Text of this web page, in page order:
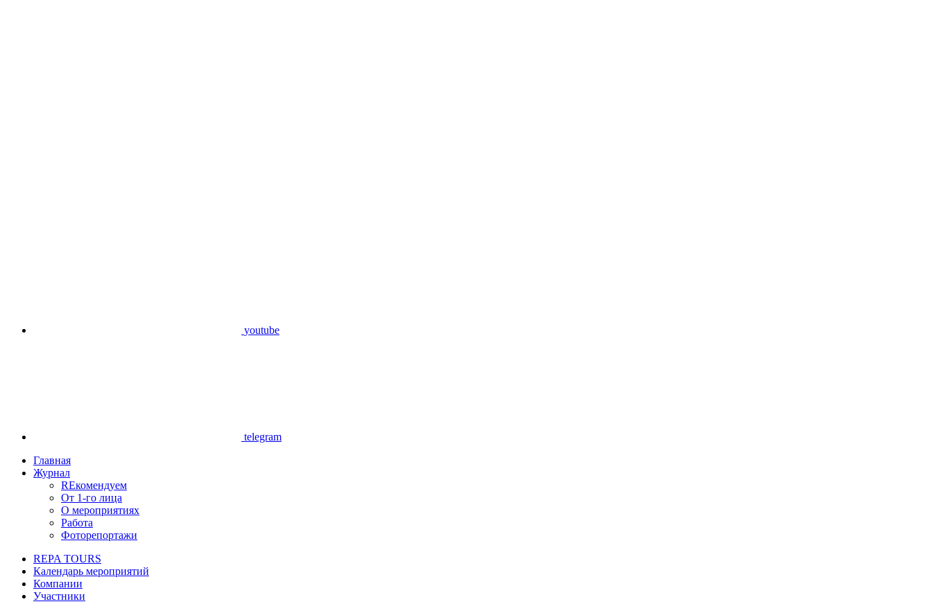
youtube
telegram
Главная
Журнал
REкомендуем
От 1-го лица
О мероприятиях
Работа
Фоторепортажи
REPA TOURS
Календарь мероприятий
Компании
Участники